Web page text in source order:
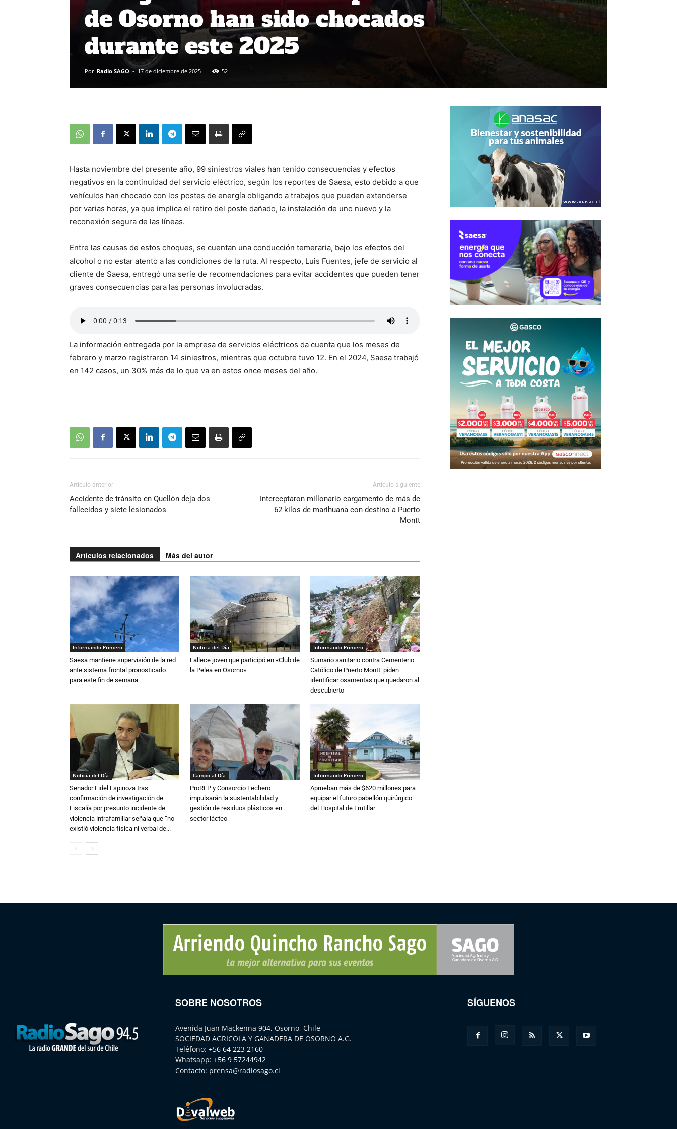
de Osorno han sido chocados
durante este 2025
Por Radio SAGO - 17 de diciembre de 2025 52
Hasta noviembre del presente año, 99 siniestros viales han tenido consecuencias y efectos
negativos en la continuidad del servicio eléctrico, según los reportes de Saesa, esto debido a que
vehículos han chocado con los postes de energía obligando a trabajos que pueden extenderse
por varias horas, ya que implica el retiro del poste dañado, la instalación de uno nuevo y la
reconexión segura de las líneas.
Entre las causas de estos choques, se cuentan una conducción temeraria, bajo los efectos del
alcohol o no estar atento a las condiciones de la ruta. Al respecto, Luis Fuentes, jefe de servicio al
cliente de Saesa, entregó una serie de recomendaciones para evitar accidentes que pueden tener
graves consecuencias para las personas involucradas.
La información entregada por la empresa de servicios eléctricos da cuenta que los meses de
febrero y marzo registraron 14 siniestros, mientras que octubre tuvo 12. En el 2024, Saesa trabajó
en 142 casos, un 30% más de lo que va en estos once meses del año.
Artículo anterior
Accidente de tránsito en Quellón deja dos
fallecidos y siete lesionados
Artículo siguiente
Interceptaron millonario cargamento de más de
62 kilos de marihuana con destino a Puerto
Montt
Artículos relacionados Más del autor
Informando Primero
Saesa mantiene supervisión de la red
ante sistema frontal pronosticado
para este fin de semana
Noticia del Día
Fallece joven que participó en «Club de
la Pelea en Osorno»
Informando Primero
Sumario sanitario contra Cementerio
Católico de Puerto Montt: piden
identificar osamentas que quedaron al
descubierto
Noticia del Día
Senador Fidel Espinoza tras
confirmación de investigación de
Fiscalía por presunto incidente de
violencia intrafamiliar señala que “no
existió violencia física ni verbal de...
Campo al Día
ProREP y Consorcio Lechero
impulsarán la sustentabilidad y
gestión de residuos plásticos en
sector lácteo
Informando Primero
Aprueban más de $620 millones para
equipar el futuro pabellón quirúrgico
del Hospital de Frutillar
SOBRE NOSOTROS
Avenida Juan Mackenna 904, Osorno, Chile
SOCIEDAD AGRICOLA Y GANADERA DE OSORNO A.G.
Teléfono: +56 64 223 2160
Whatsapp: +56 9 57244942
Contacto: prensa@radiosago.cl
SÍGUENOS